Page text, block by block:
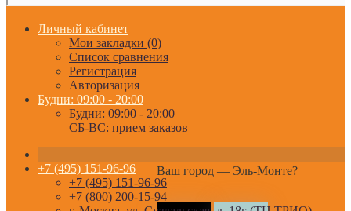
Личный кабинет
Мои закладки (0)
Список сравнения
Регистрация
Авторизация
Будни: 09:00 - 20:00
Будни: 09:00 - 20:00
СБ-ВС: прием заказов
Ваш город — Эль-Монте?
+7 (495) 151-96-96
+7 (495) 151-96-96
+7 (800) 200-15-94